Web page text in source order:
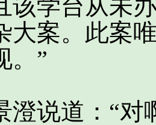
该学台从未
大案。此案
。”
说道：“对